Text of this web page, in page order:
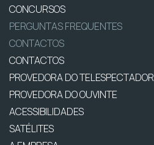
CONCURSOS
PERGUNTAS FREQUENTES
CONTACTOS
CONTACTOS
PROVEDORA DO TELESPECTADOR
PROVEDORA DO OUVINTE
ACESSIBILIDADES
SATÉLITES